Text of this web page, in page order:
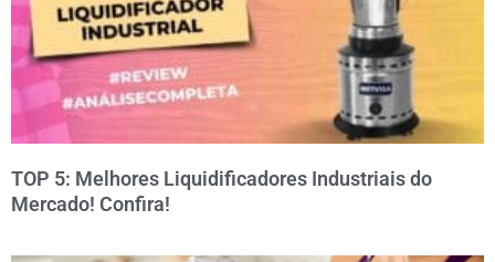
TOP 5: Melhores Liquidificadores Industriais do
Mercado! Confira!